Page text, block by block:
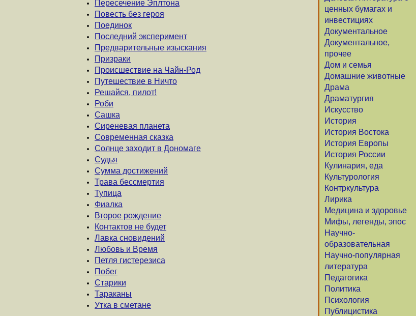
ценных бумагах и
инвестициях
Документальное
Документальное,
прочее
Дом и семья
Домашние животные
Драма
Драматургия
Искусство
История
История Востока
История Европы
История России
Кулинария, еда
Культурология
Контркультура
Лирика
Медицина и здоровье
Мифы, легенды, эпос
Научно-
образовательная
Научно-популярная
литература
Педагогика
Политика
Психология
Публицистика
Пересечение Эплтона
Повесть без героя
Поединок
Последний эксперимент
Предварительные изыскания
Призраки
Происшествие на Чайн-Род
Путешествие в Ничто
Решайся, пилот!
Роби
Сашка
Сиреневая планета
Современная сказка
Солнце заходит в Дономаге
Судья
Сумма достижений
Трава бессмертия
Тупица
Фиалка
Второе рождение
Контактов не будет
Лавка сновидений
Любовь и Время
Петля гистерезиса
Побег
Старики
Тараканы
Утка в сметане